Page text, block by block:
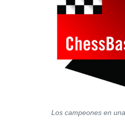
Los campeones en